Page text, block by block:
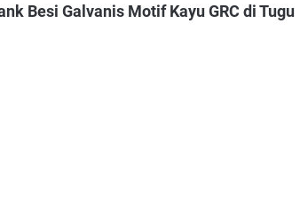
Besi Galvanis Motif Kayu GRC di Tugu